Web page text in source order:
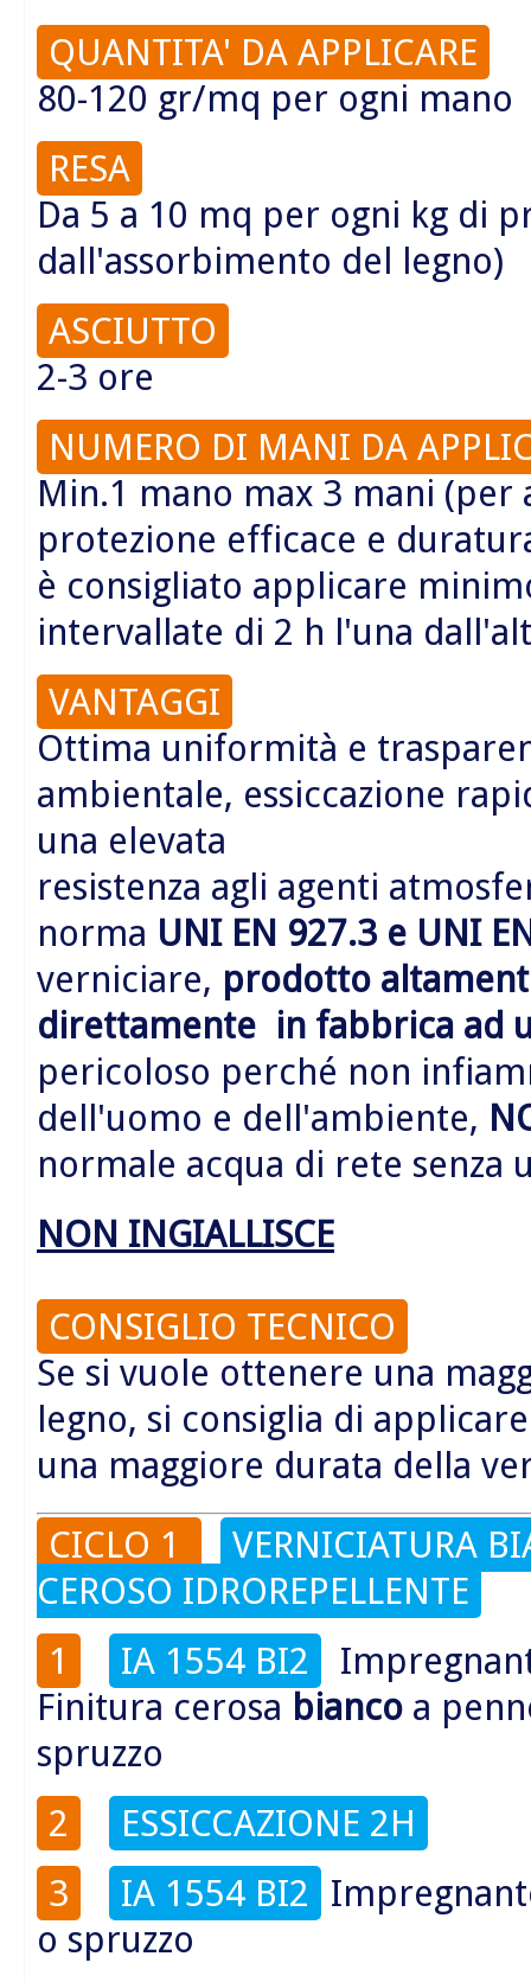
QUANTITA' DA APPLICARE
80-120 gr/mq per ogni mano
RESA
Da 5 a 10 mq per ogni kg di
dall'assorbimento del legno)
ASCIUTTO
2-3 ore
NUMERO DI MANI DA
Min.1 mano max 3 mani (per
protezione efficace e
è consigliato applicare
intervallate di 2 h l'una
VANTAGGI
Ottima uniformità e
ambientale, essiccazione
una elevata
resistenza agli agenti
norma UNI EN 927.3 e UNI
verniciare, prodotto
direttamente in fabbrica ad
pericoloso perché non
dell'uomo e dell'ambiente,
normale acqua di rete senza
NON INGIALLISCE
CONSIGLIO TECNICO
Se si vuole ottenere una
legno, si consiglia di
una maggiore durata della
CICLO 1
VERNICIATURA
CEROSO IDROREPELLENTE
1
IA 1554 BI2
Finitura cerosa bianco a
spruzzo
2
ESSICCAZIONE 2H
3
IA 1554 BI2
o spruzzo